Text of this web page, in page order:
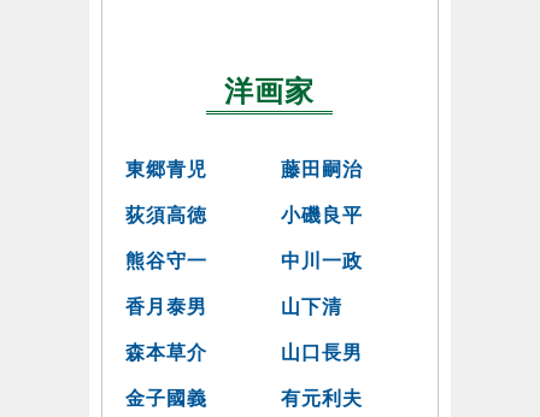
洋画家
東郷青児 藤田嗣治
荻須高徳 小磯良平
熊谷守一 中川一政
香月泰男 山下清
森本草介 山口長男
金子國義 有元利夫